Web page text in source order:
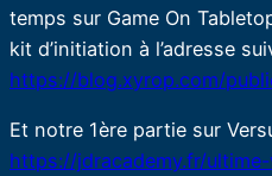
temps sur Game On
kit d’initiation à l’adresse
https://blog.xyrop.com/
Et notre 1ère partie sur
https://jdracademy.fr/